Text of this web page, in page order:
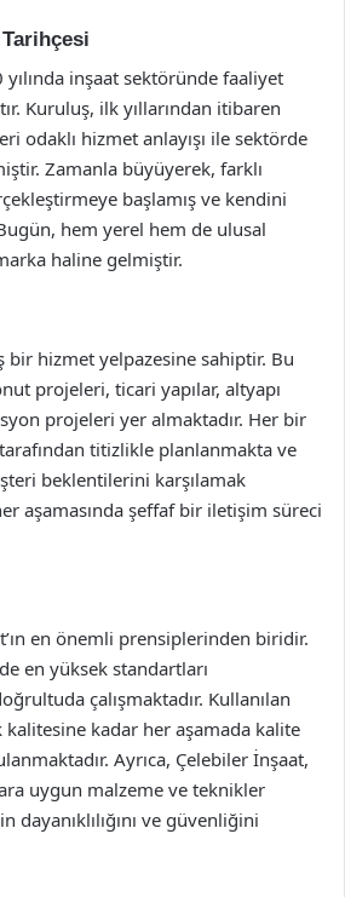
inşaat sektöründe faaliyet
Kuruluş, ilk yıllarından itibaren
odaklı hizmet anlayışı ile sektörde
Zamanla büyüyerek, farklı
başlamış ve kendini
hem yerel hem de ulusal
haline gelmiştir.
bir hizmet yelpazesine sahiptir. Bu
projeleri, ticari yapılar, altyapı
projeleri yer almaktadır. Her bir
titizlikle planlanmakta ve
beklentilerini karşılamak
aşamasında şeffaf bir iletişim süreci
en önemli prensiplerinden biridir.
en yüksek standartları
çalışmaktadır. Kullanılan
kadar her aşamada kalite
Ayrıca, Çelebiler İnşaat,
uygun malzeme ve teknikler
ve güvenliğini